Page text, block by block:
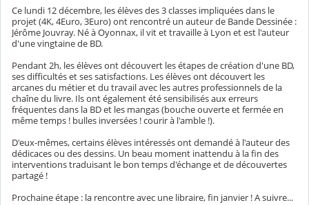
Ce lundi 12 décembre, les élèves des 3 classes impliquées dans le
projet (4K, 4Euro, 3Euro) ont rencontré un auteur de Bande Dessinée :
Jérôme Jouvray. Né à Oyonnax, il vit et travaille à Lyon et est l'auteur
d'une vingtaine de BD.
Pendant 2h, les élèves ont découvert les étapes de création d'une BD,
ses difficultés et ses satisfactions. Les élèves ont découvert les
arcanes du métier et du travail avec les autres professionnels de la
chaîne du livre. Ils ont également été sensibilisés aux erreurs
fréquentes dans la BD et les mangas (bouche ouverte et fermée en
même temps ! bulles inversées ! courir à l'amble !).
D'eux-mêmes, certains élèves intéressés ont demandé à l'auteur des
dédicaces ou des dessins. Un beau moment inattendu à la fin des
interventions traduisant le bon temps d'échange et de découvertes
partagé !
Prochaine étape : la rencontre avec une libraire, fin janvier ! A suivre...